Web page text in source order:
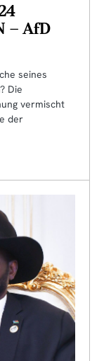
– AfD
seines
Die
vermischt
der